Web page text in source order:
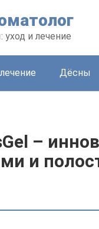
уход и лечение
Дёсны
–
и